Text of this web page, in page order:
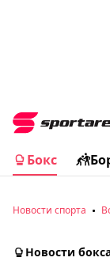
Бокс
Новости спорта
Новости